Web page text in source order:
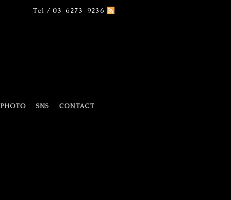
Tel / 03-6273-9236
PHOTO SNS
CONTACT